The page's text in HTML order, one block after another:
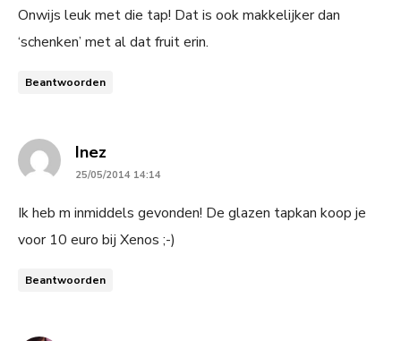
Onwijs leuk met die tap! Dat is ook makkelijker dan
‘schenken’ met al dat fruit erin.
Beantwoorden
Inez
25/05/2014 14:14
Ik heb m inmiddels gevonden! De glazen tapkan koop je
voor 10 euro bij Xenos ;-)
Beantwoorden